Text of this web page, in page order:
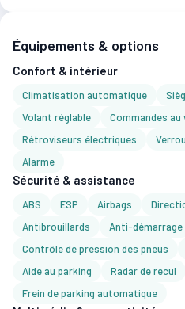
Équipements & options
Confort & intérieur
Climatisation automatique
Volant réglable
Commandes au
Rétroviseurs électriques
Alarme
Sécurité & assistance
ABS ESP Airbags
Antibrouillards
Anti-démarrage
Contrôle de pression des pneus
Aide au parking
Radar de recul
Frein de parking automatique